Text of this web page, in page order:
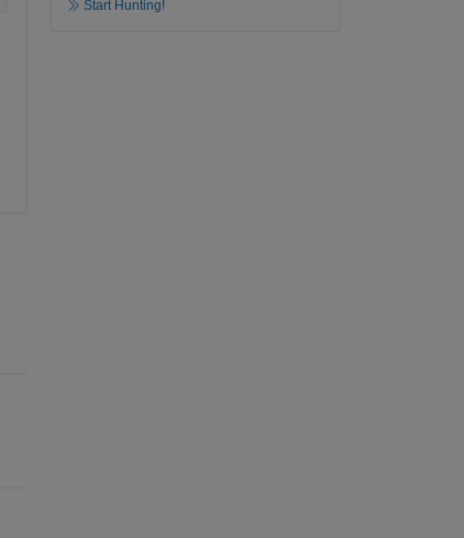
Start Hunting!